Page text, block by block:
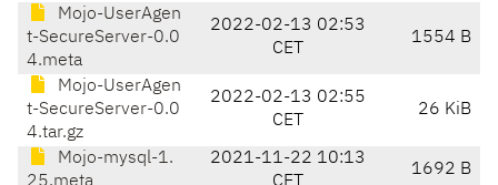
Mojo-UserAgen
t-SecureServer-0.0
4.meta
2022-02-13 02:53
CET
1554 B
Mojo-UserAgen
t-SecureServer-0.0
4.tar.gz
2022-02-13 02:55
CET
26 KiB
Mojo-mysql-1.
2021-11-22 10:13
1692 B